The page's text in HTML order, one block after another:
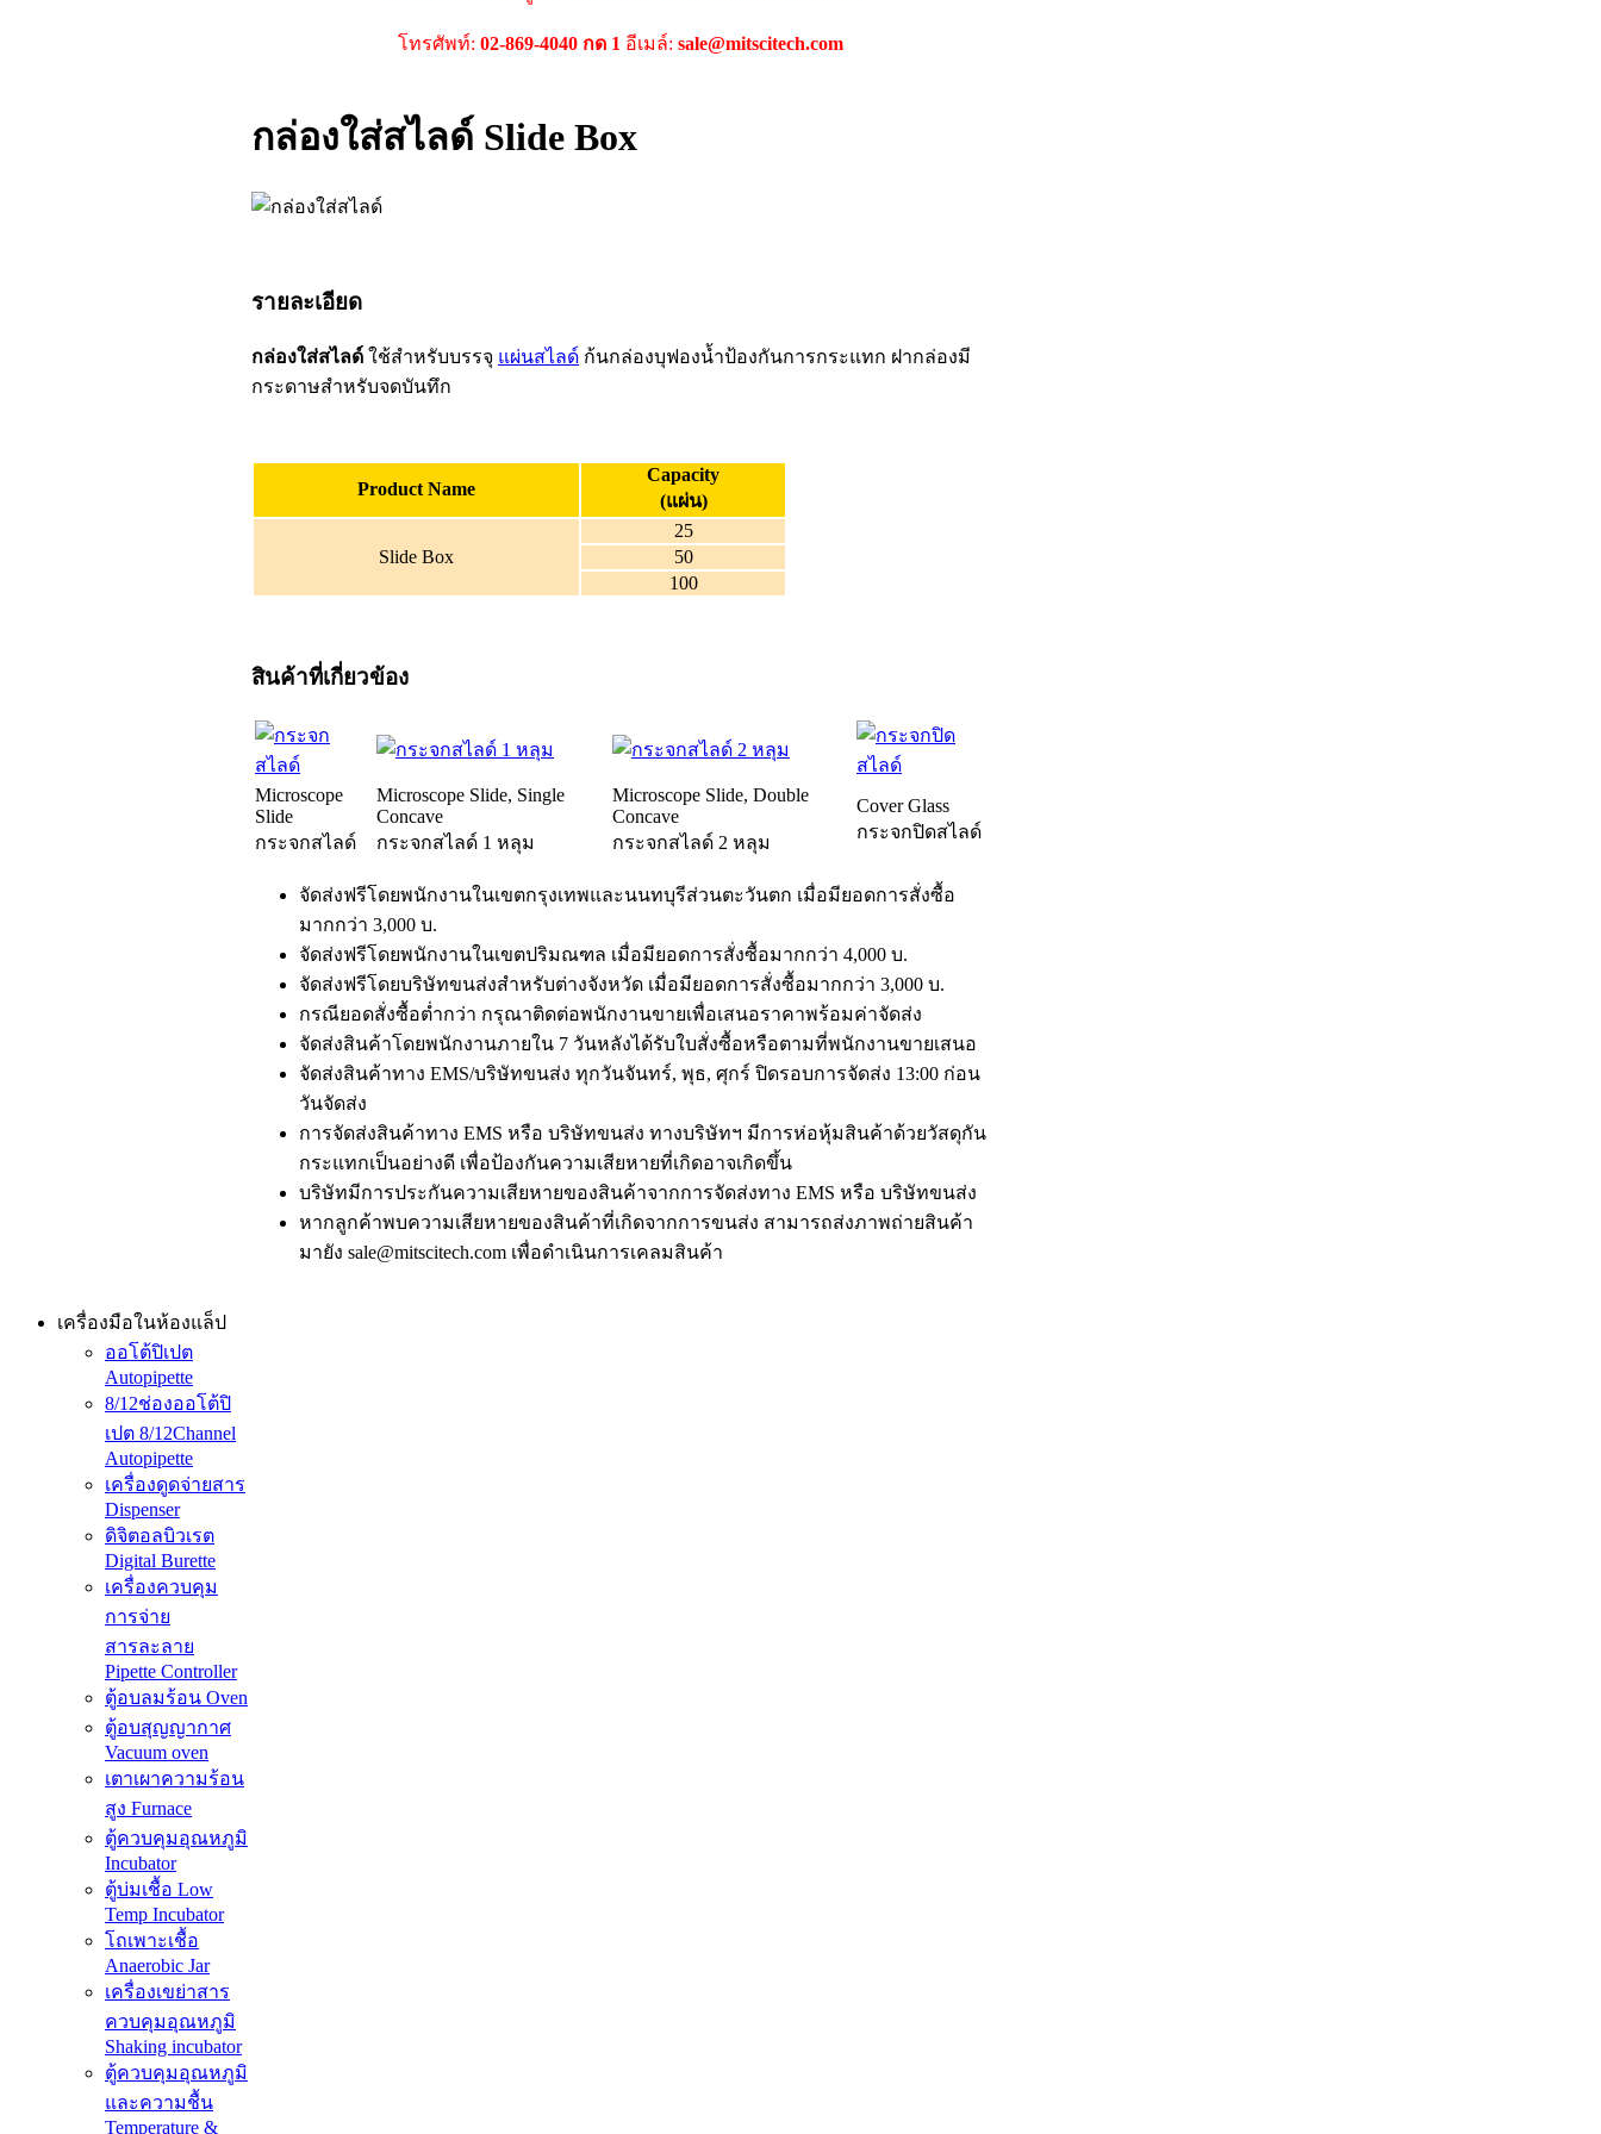
โทรศัพท์: 02-869-4040 กด 1 อีเมล์: sale@mitscitech.com
กล่องใส่สไลด์ Slide Box
รายละเอียด
กล่องใส่สไลด์ ใช้สำหรับบรรจุ แผ่นสไลด์ ก้นกล่องบุฟองน้ำป้องกันการกระแทก ฝากล่องมี
กระดาษสำหรับจดบันทึก
Product Name
Capacity
(แผ่น)
Slide Box
25
50
100
สินค้าที่เกี่ยวข้อง
Microscope
Slide
กระจกสไลด์
Microscope Slide, Single
Concave
กระจกสไลด์ 1 หลุม
Microscope Slide, Double
Concave
กระจกสไลด์ 2 หลุม
Cover Glass
กระจกปิดสไลด์
จัดส่งฟรีโดยพนักงานในเขตกรุงเทพและนนทบุรีส่วนตะวันตก เมื่อมียอดการสั่งซื้อ
มากกว่า 3,000 บ.
จัดส่งฟรีโดยพนักงานในเขตปริมณฑล เมื่อมียอดการสั่งซื้อมากกว่า 4,000 บ.
จัดส่งฟรีโดยบริษัทขนส่งสำหรับต่างจังหวัด เมื่อมียอดการสั่งซื้อมากกว่า 3,000 บ.
กรณียอดสั่งซื้อต่ำกว่า กรุณาติดต่อพนักงานขายเพื่อเสนอราคาพร้อมค่าจัดส่ง
จัดส่งสินค้าโดยพนักงานภายใน 7 วันหลังได้รับใบสั่งซื้อหรือตามที่พนักงานขายเสนอ
จัดส่งสินค้าทาง EMS/บริษัทขนส่ง ทุกวันจันทร์, พุธ, ศุกร์ ปิดรอบการจัดส่ง 13:00 ก่อน
วันจัดส่ง
การจัดส่งสินค้าทาง EMS หรือ บริษัทขนส่ง ทางบริษัทฯ มีการห่อหุ้มสินค้าด้วยวัสดุกัน
กระแทกเป็นอย่างดี เพื่อป้องกันความเสียหายที่เกิดอาจเกิดขึ้น
บริษัทมีการประกันความเสียหายของสินค้าจากการจัดส่งทาง EMS หรือ บริษัทขนส่ง
หากลูกค้าพบความเสียหายของสินค้าที่เกิดจากการขนส่ง สามารถส่งภาพถ่ายสินค้า
มายัง sale@mitscitech.com เพื่อดำเนินการเคลมสินค้า
เครื่องมือในห้องแล็ป
ออโต้ปิเปต
Autopipette
8/12ช่องออโต้ปิ
เปต 8/12Channel
Autopipette
เครื่องดูดจ่ายสาร
Dispenser
ดิจิตอลบิวเรต
Digital Burette
เครื่องควบคุม
การจ่าย
สารละลาย
Pipette Controller
ตู้อบลมร้อน Oven
ตู้อบสุญญากาศ
Vacuum oven
เตาเผาความร้อน
สูง Furnace
ตู้ควบคุมอุณหภูมิ
Incubator
ตู้บ่มเชื้อ Low
Temp Incubator
โถเพาะเชื้อ
Anaerobic Jar
เครื่องเขย่าสาร
ควบคุมอุณหภูมิ
Shaking incubator
ตู้ควบคุมอุณหภูมิ
และความชื้น
Temperature &